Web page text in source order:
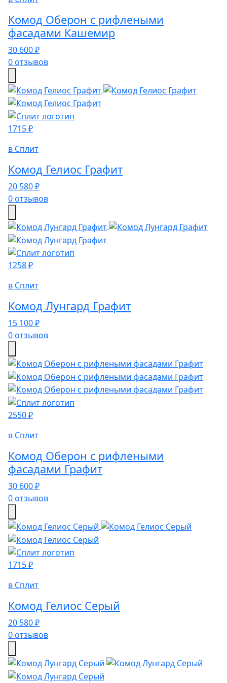
Комод Оберон с рифлеными
фасадами Кашемир
30 600 ₽
0 отзывов
1715 ₽
в Сплит
Комод Гелиос Графит
20 580 ₽
0 отзывов
1258 ₽
в Сплит
Комод Лунгард Графит
15 100 ₽
0 отзывов
2550 ₽
в Сплит
Комод Оберон с рифлеными
фасадами Графит
30 600 ₽
0 отзывов
1715 ₽
в Сплит
Комод Гелиос Серый
20 580 ₽
0 отзывов